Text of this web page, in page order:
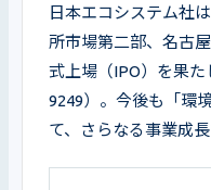
日本エコシステム社
所市場第二部、名古
式上場（IPO）を果た
9249）。今後も「環
て、さらなる事業成